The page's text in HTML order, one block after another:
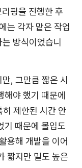
핑을 진행한 후
는 각자 맡은 작업
방식이었습니
, 그만큼 짧은 시
해야 했기 때문에
제한된 시간 안
기 때문에 몰입도
용해 개발을 이어
짧지만 밀도 높은